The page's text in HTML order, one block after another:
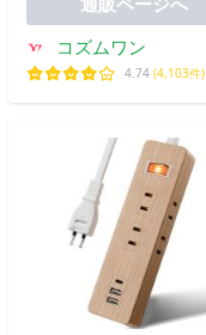
コズムワン
4.74 (4,103件)